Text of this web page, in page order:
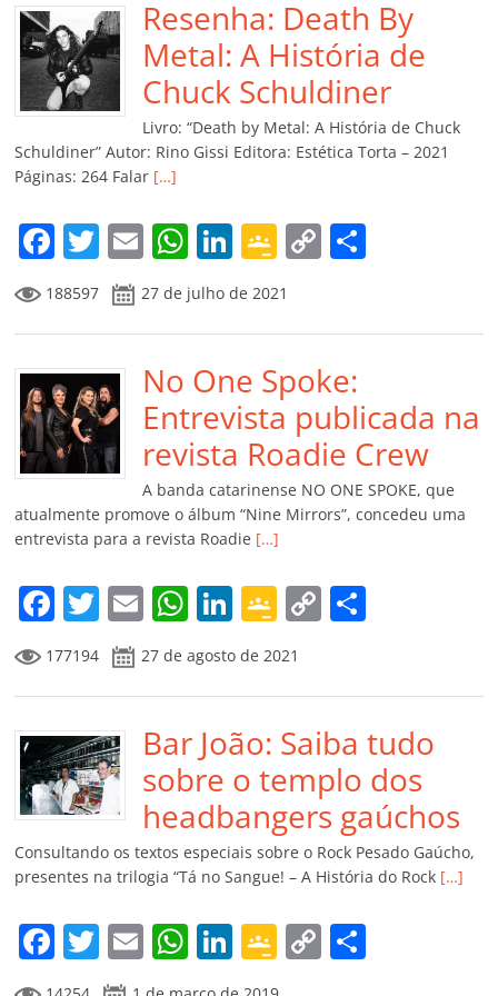
b
o
o
k
A
p
p
dI
n
e
Cl
a
ss
ro
m
Li
n
k
ar
til
h
ar
Resenha: Death By
Metal: A História de
Chuck Schuldiner
Livro: “Death by Metal: A História de Chuck
Schuldiner” Autor: Rino Gissi Editora: Estética Torta – 2021
Páginas: 264 Falar […]
F
a
c
e
b
o
o
k
T
w
itt
er
E
m
ai
l
W
h
at
s
A
p
p
Li
n
k
e
dI
n
G
o
o
gl
e
Cl
a
ss
ro
o
m
C
y
Li
n
k
p
til
h
ar
188597 27 de julho de 2021
No One Spoke:
Entrevista publicada na
revista Roadie Crew
A banda catarinense NO ONE SPOKE, que
atualmente promove o álbum “Nine Mirrors”, concedeu uma
entrevista para a revista Roadie […]
F
a
c
e
b
o
o
k
T
w
itt
er
E
m
ai
l
W
at
s
A
p
p
Li
n
k
e
dI
n
G
o
o
gl
e
Cl
a
ss
ro
o
m
C
y
Li
n
k
p
ar
til
h
ar
177194 27 de agosto de 2021
Bar João: Saiba tudo
sobre o templo dos
headbangers gaúchos
Consultando os textos especiais sobre o Rock Pesado Gaúcho,
presentes na trilogia “Tá no Sangue! – A História do Rock […]
F
a
T
w
E
m
W Li
n
G
o
C